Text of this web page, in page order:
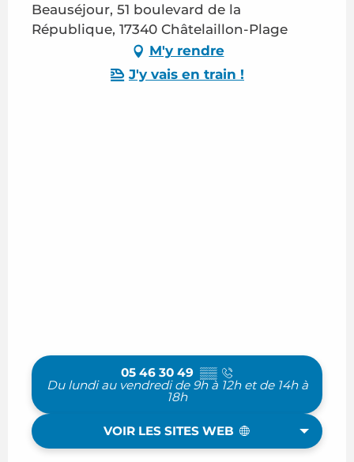
Beauséjour, 51 boulevard de la
République, 17340 Châtelaillon-Plage
M'y rendre
J'y vais en train !
05 46 30 49 ▒▒
Du lundi au vendredi de 9h à 12h et de 14h à
18h
VOIR LES SITES WEB